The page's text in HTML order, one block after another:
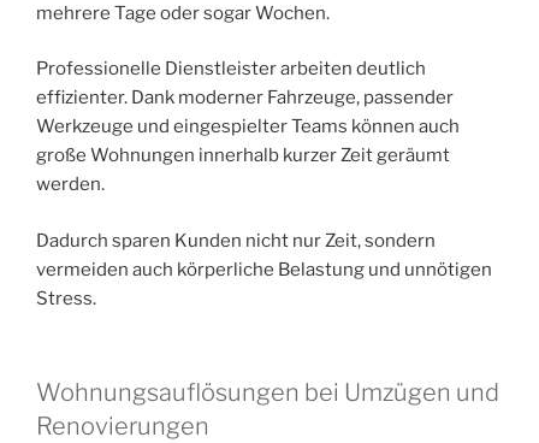
mehrere Tage oder sogar Wochen.
Professionelle Dienstleister arbeiten deutlich
effizienter. Dank moderner Fahrzeuge, passender
Werkzeuge und eingespielter Teams können auch
große Wohnungen innerhalb kurzer Zeit geräumt
werden.
Dadurch sparen Kunden nicht nur Zeit, sondern
vermeiden auch körperliche Belastung und unnötigen
Stress.
Wohnungsauflösungen bei Umzügen und
Renovierungen